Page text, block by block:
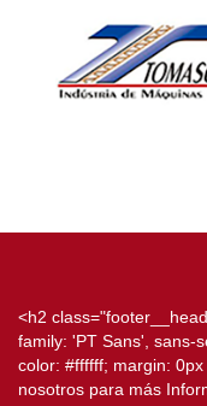
<h2
family: 'PT Sans', sans-
color: #ffffff; margin:
nosotros para más